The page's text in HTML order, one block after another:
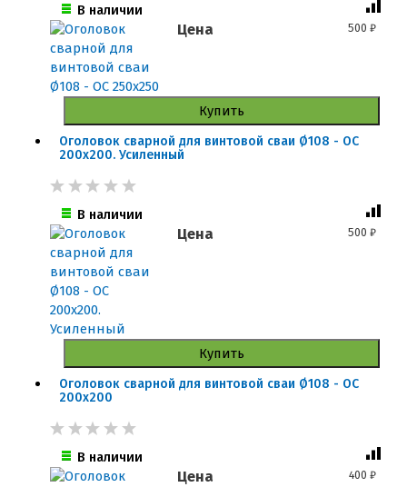
В наличии
Цена 500₽
Купить
Оголовок сварной для винтовой сваи Ø108 - ОС
200x200. Усиленный
В наличии
Цена 500₽
Купить
Оголовок сварной для винтовой сваи Ø108 - ОС
200x200
В наличии
Цена 400₽